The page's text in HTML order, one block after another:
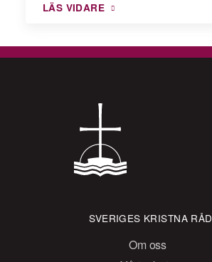
LÄS VIDARE
SVERIGES KRISTNA RÅD
Om oss